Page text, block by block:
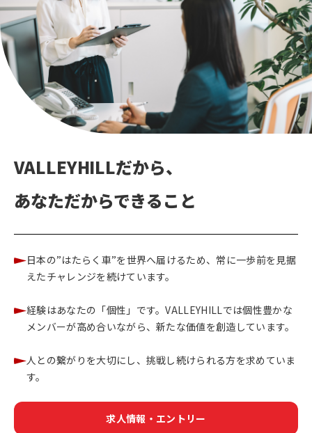
VALLEYHILLだから、
あなただからできること
日本の”はたらく車”を世界へ届けるため、常に一歩前を見据
えたチャレンジを続けています。
経験はあなたの「個性」です。VALLEYHILLでは個性豊かな
メンバーが高め合いながら、新たな価値を創造しています。
人との繋がりを大切にし、挑戦し続けられる方を求めていま
す。
求人情報・エントリー